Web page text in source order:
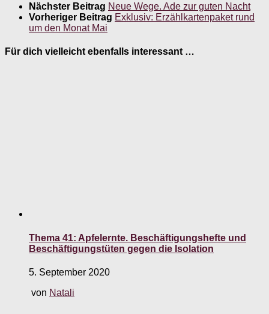
Nächster Beitrag Neue Wege. Ade zur guten Nacht
Vorheriger Beitrag Exklusiv: Erzählkartenpaket rund
um den Monat Mai
Für dich vielleicht ebenfalls interessant …
Thema 41: Apfelernte. Beschäftigungshefte und
Beschäftigungstüten gegen die Isolation
5. September 2020
von Natali